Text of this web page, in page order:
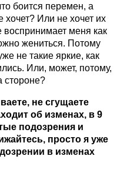
боится перемен, а
хочет? Или не хочет их
меня как
жениться. Потому
не такие яркие, как
Или, может, потому,
стороне?
не сгущаете
об изменах, в 9
подозрения и
просто я уже
в изменах